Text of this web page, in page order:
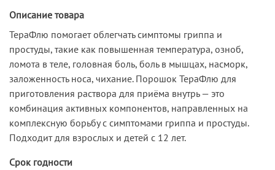
Описание товара
ТераФлю помогает облегчать симптомы гриппа и
простуды, такие как повышенная температура, озноб,
ломота в теле, головная боль, боль в мышцах, насморк,
заложенность носа, чихание. Порошок ТераФлю для
приготовления раствора для приёма внутрь — это
комбинация активных компонентов, направленных на
комплексную борьбу с симптомами гриппа и простуды.
Подходит для взрослых и детей с 12 лет.
Срок годности